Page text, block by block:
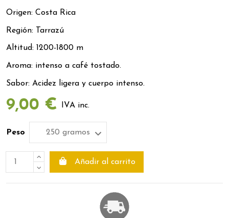
Origen: Costa Rica
Región: Tarrazú
Altitud: 1200-1800 m
Aroma: intenso a café tostado.
Sabor: Acidez ligera y cuerpo intenso.
9,00 € IVA inc.
Peso
Añadir al carrito